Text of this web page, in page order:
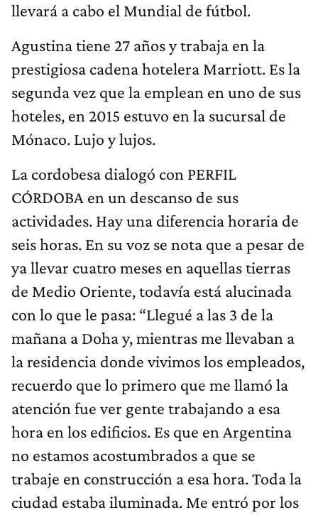
llevará a cabo el Mundial de fútbol.
Agustina tiene 27 años y trabaja en la
prestigiosa cadena hotelera Marriott. Es la
segunda vez que la emplean en uno de sus
hoteles, en 2015 estuvo en la sucursal de
Mónaco. Lujo y lujos.
La cordobesa dialogó con PERFIL
CÓRDOBA en un descanso de sus
actividades. Hay una diferencia horaria de
seis horas. En su voz se nota que a pesar de
ya llevar cuatro meses en aquellas tierras
de Medio Oriente, todavía está alucinada
con lo que le pasa: “Llegué a las 3 de la
mañana a Doha y, mientras me llevaban a
la residencia donde vivimos los empleados,
recuerdo que lo primero que me llamó la
atención fue ver gente trabajando a esa
hora en los edificios. Es que en Argentina
no estamos acostumbrados a que se
trabaje en construcción a esa hora. Toda la
ciudad estaba iluminada. Me entró por los